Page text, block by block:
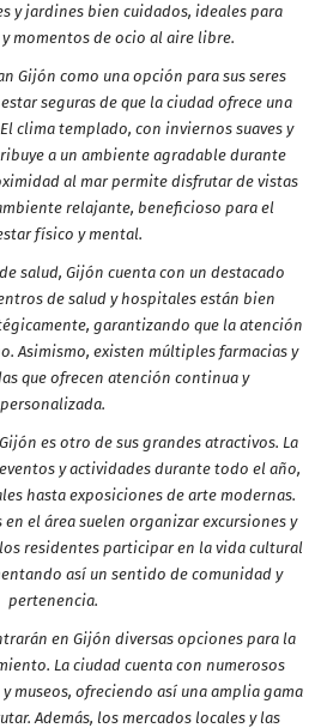
y jardines bien cuidados, ideales para
momentos de ocio al aire libre.
Gijón como una opción para sus seres
seguras de que la ciudad ofrece una
clima templado, con inviernos suaves y
a un ambiente agradable durante
al mar permite disfrutar de vistas
relajante, beneficioso para el
físico y mental.
salud, Gijón cuenta con un destacado
de salud y hospitales están bien
garantizando que la atención
Asimismo, existen múltiples farmacias y
que ofrecen atención continua y
personalizada.
es otro de sus grandes atractivos. La
y actividades durante todo el año,
hasta exposiciones de arte modernas.
en el área suelen organizar excursiones y
residentes participar en la vida cultural
así un sentido de comunidad y
pertenencia.
en Gijón diversas opciones para la
La ciudad cuenta con numerosos
museos, ofreciendo así una amplia gama
Además, los mercados locales y las